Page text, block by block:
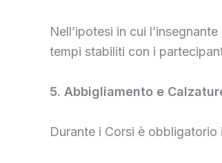
Nell’ipotesi in cui
tempi stabiliti con i
5. Abbigliamento e
Durante i Corsi è